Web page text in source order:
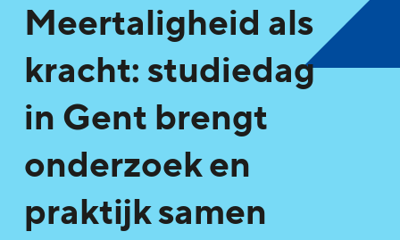
Meertaligheid als
kracht: studiedag
in Gent brengt
onderzoek en
praktijk samen